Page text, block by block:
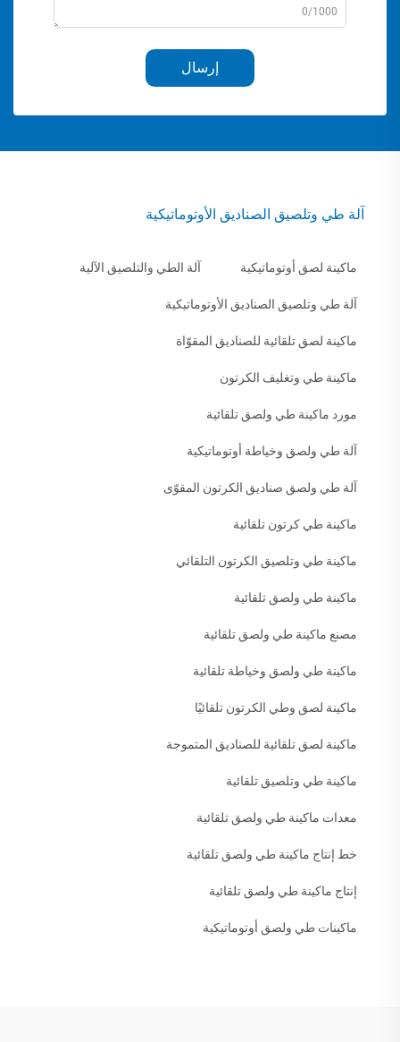
0/1000
إرسال
آلة طي وتلصيق الصناديق الأوتوماتيكية
ماكينة لصق أوتوماتيكية آلة الطي والتلصيق الآلية
آلة طي وتلصيق الصناديق الأوتوماتيكية
ماكينة لصق تلقائية للصناديق المقوّاة
ماكينة طي وتغليف الكرتون
مورد ماكينة طي ولصق تلقائية
آلة طي ولصق وخياطة أوتوماتيكية
آلة طي ولصق صناديق الكرتون المقوّى
ماكينة طي كرتون تلقائية
ماكينة طي وتلصيق الكرتون التلقائي
ماكينة طي ولصق تلقائية
مصنع ماكينة طي ولصق تلقائية
ماكينة طي ولصق وخياطة تلقائية
ماكينة لصق وطي الكرتون تلقائيًا
ماكينة لصق تلقائية للصناديق المتموجة
ماكينة طي وتلصيق تلقائية
معدات ماكينة طي ولصق تلقائية
خط إنتاج ماكينة طي ولصق تلقائية
إنتاج ماكينة طي ولصق تلقائية
ماكينات طي ولصق أوتوماتيكية